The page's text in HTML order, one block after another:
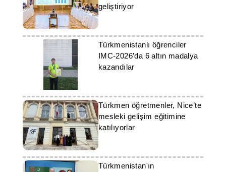
geliştiriyor
Türkmenistanlı öğrenciler
IMC-2026’da 6 altın madalya
kazandılar
Türkmen öğretmenler, Nice’te
mesleki gelişim eğitimine
katılıyorlar
Türkmenistan'ın